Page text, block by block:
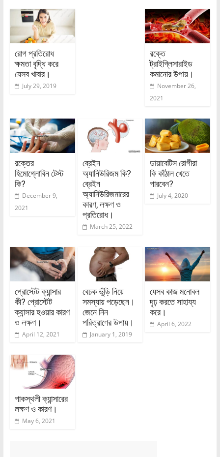
রোগ প্রতিরোধ
ক্ষমতা বৃদ্ধি করে
যেসব খাবার।
July 29, 2019
রক্তে
ট্রাইগ্লিসারাইড
কমানোর উপায়।
November 26,
2021
রক্তের
হিমোগ্লোবিন টেস্ট
কি?
December 9,
2021
ব্রেইন
অ্যানিউরিজম কি?
ব্রেইন
অ্যানিউরিজমারের
কারণ, লক্ষণ ও
প্রতিরোধ।
March 25, 2022
ডায়াবেটিস রোগীরা
কি কাঁঠাল খেতে
পারবেন?
July 4, 2020
প্রোস্টেট ক্যান্সার
কী? প্রোস্টেট
ক্যান্সার হওয়ার কারণ
ও লক্ষণ।
April 12, 2021
বেঢক ভুঁড়ি নিয়ে
সমস্যায় পড়েছেন।
জেনে নিন
পরিত্রাণের উপায়।
January 1, 2019
যেসব কাজ মনোবল
দৃঢ় করতে সাহায্য
করে।
April 6, 2022
পাকস্থলী ক্যান্সারের
লক্ষণ ও কারণ।
May 6, 2021